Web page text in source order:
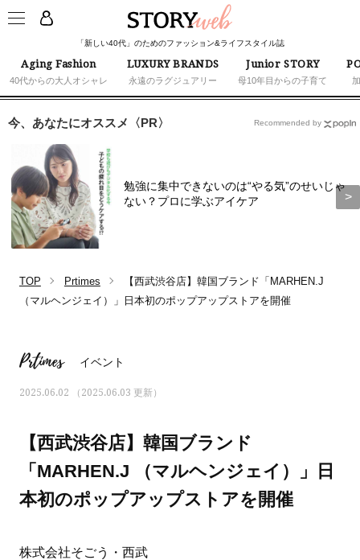
「新しい40代」のためのファッション&ライフスタイル誌
Aging Fashion
40代からの大人オシャレ
LUXURY BRANDS
永遠のラグジュアリー
Junior STORY
母10年目からの子育て
今、あなたにオススメ〈PR〉
勉強に集中できないのは“やる気”のせいじゃ
ない？プロに学ぶアイケア
Recommended by
TOP Prtimes
【西武渋谷店】韓国ブランド「MARHEN.J
（マルヘンジェイ）」日本初のポップアップストアを開催
Prtimes イベント
2025.06.02 （2025.06.03 更新）
【西武渋谷店】韓国ブランド
「MARHEN.J （マルヘンジェイ）」日
本初のポップアップストアを開催
株式会社そごう・西武